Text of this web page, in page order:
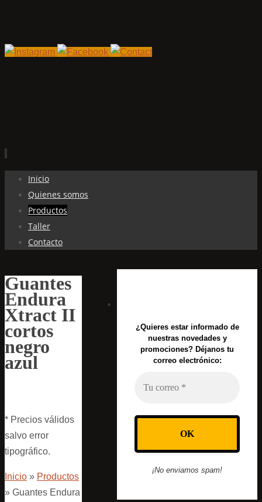
contenido
Inicio
Quienes somos
Productos
Taller
Contacto
Guantes
Endura
Xtract II
cortos
negro
azul
* Precios válidos
salvo error
tipográfico.
Inicio » Productos
» Guantes Endura
¿Quieres estar informado de
nuestras novedades y
promociones? Déjanos tu
correo electrónico:
¡No enviamos spam!